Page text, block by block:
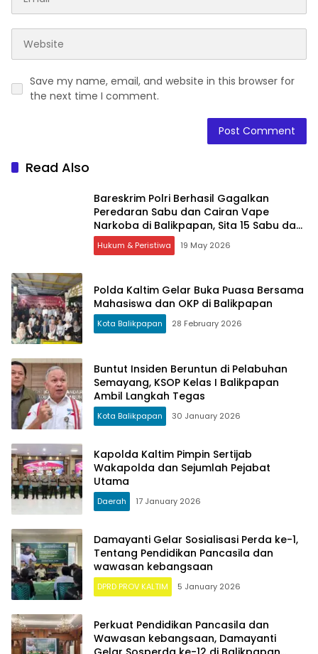
Save my name, email, and website in this browser for
the next time I comment.
Read Also
Bareskrim Polri Berhasil Gagalkan
Peredaran Sabu dan Cairan Vape
Narkoba di Balikpapan, Sita 15 Sabu dan
315 Cartridge
Hukum & Peristiwa 19 May 2026
Polda Kaltim Gelar Buka Puasa Bersama
Mahasiswa dan OKP di Balikpapan
Kota Balikpapan 28 February 2026
Buntut Insiden Beruntun di Pelabuhan
Semayang, KSOP Kelas I Balikpapan
Ambil Langkah Tegas
Kota Balikpapan 30 January 2026
Kapolda Kaltim Pimpin Sertijab
Wakapolda dan Sejumlah Pejabat
Utama
Daerah 17 January 2026
Damayanti Gelar Sosialisasi Perda ke-1,
Tentang Pendidikan Pancasila dan
wawasan kebangsaan
DPRD PROV KALTIM 5 January 2026
Perkuat Pendidikan Pancasila dan
Wawasan kebangsaan, Damayanti